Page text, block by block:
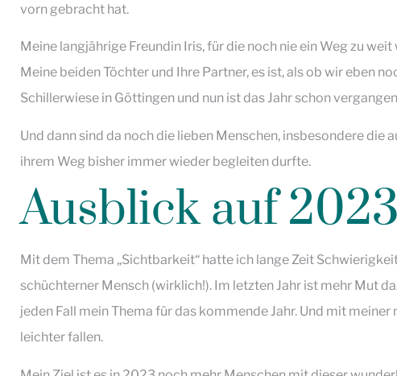
vorn gebracht hat.
Meine langjährige Freundin Iris, für die noch nie ein Weg zu weit
Meine beiden Töchter und Ihre Partner, es ist, als ob wir eben
Schillerwiese in Göttingen und nun ist das Jahr schon
Und dann sind da noch die lieben Menschen, insbesondere die
ihrem Weg bisher immer wieder begleiten durfte.
Ausblick auf 2023
Mit dem Thema „Sichtbarkeit“ hatte ich lange Zeit
schüchterner Mensch (wirklich!). Im letzten Jahr ist mehr Mut
jeden Fall mein Thema für das kommende Jahr. Und mit
leichter fallen.